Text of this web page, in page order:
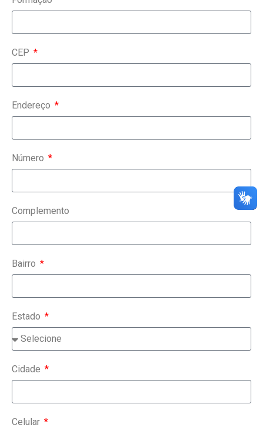
CEP
Endereço
Número
Complemento
Bairro
Estado
Cidade
Celular